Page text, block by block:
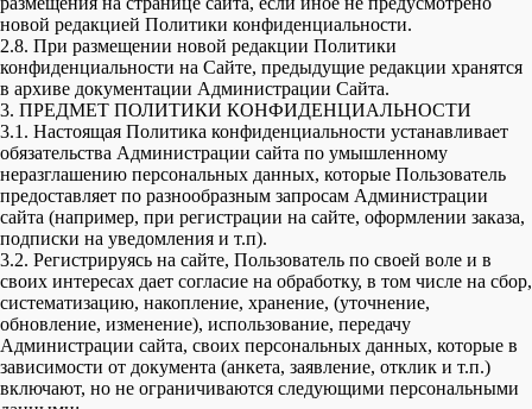
новой редакцией Политики конфиденциальности.
2.8. При размещении новой редакции Политики
конфиденциальности на Сайте, предыдущие редакции хранятся
в архиве документации Администрации Сайта.
3. ПРЕДМЕТ ПОЛИТИКИ КОНФИДЕНЦИАЛЬНОСТИ
3.1. Настоящая Политика конфиденциальности устанавливает
обязательства Администрации сайта по умышленному
неразглашению персональных данных, которые Пользователь
предоставляет по разнообразным запросам Администрации
сайта (например, при регистрации на сайте, оформлении заказа,
подписки на уведомления и т.п).
3.2. Регистрируясь на сайте, Пользователь по своей воле и в
своих интересах дает согласие на обработку, в том числе на сбор,
систематизацию, накопление, хранение, (уточнение,
обновление, изменение), использование, передачу
Администрации сайта, своих персональных данных, которые в
зависимости от документа (анкета, заявление, отклик и т.п.)
включают, но не ограничиваются следующими персональными